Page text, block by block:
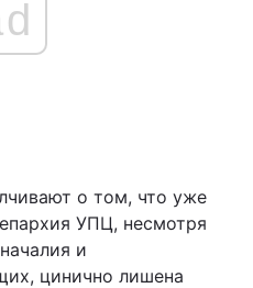
о том, что уже
УПЦ, несмотря
и
цинично лишена